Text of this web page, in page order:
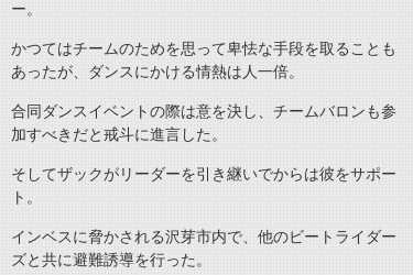
ー。
かつてはチームのためを思って卑怯な手段を取ることも
あったが、ダンスにかける情熱は人一倍。
合同ダンスイベントの際は意を決し、チームバロンも参
加すべきだと戒斗に進言した。
そしてザックがリーダーを引き継いでからは彼をサポー
ト。
インベスに脅かされる沢芽市内で、他のビートライダー
ズと共に避難誘導を行った。